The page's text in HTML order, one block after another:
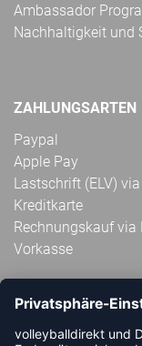
Ambassador
Nachhaltigkeit und
ZAHLUNGSARTEN
Paypal
Apple Pay
Lastschrift (ELV)
Kreditkarte
Rechnungskauf via
Vorkasse
ABONNIERE JETZT